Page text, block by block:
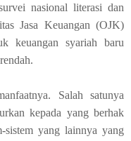
nasional literasi dan
Jasa Keuangan (OJK)
keuangan syariah baru
Salah satunya
kepada yang berhak
sistem yang lainnya yang